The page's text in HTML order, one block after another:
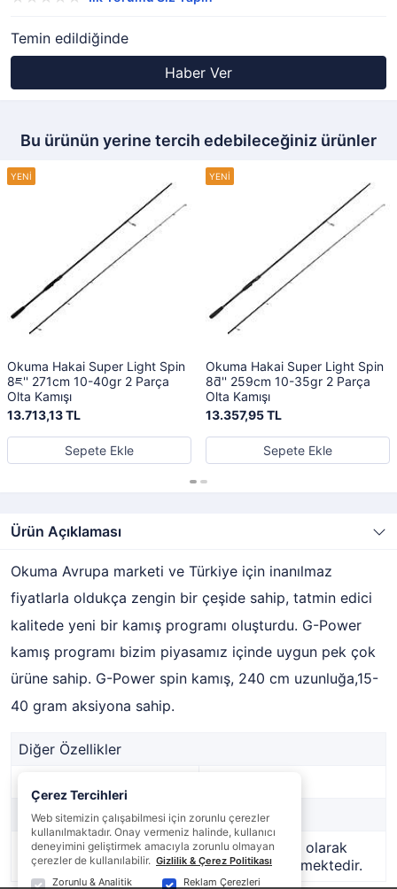
Temin edildiğinde
Haber Ver
Bu ürünün yerine tercih edebileceğiniz ürünler
Okuma Hakai Super Light Spin
8ཇ'' 271cm 10-40gr 2 Parça
Olta Kamışı
13.713,13 TL
Sepete Ekle
Okuma Hakai Super Light Spin
8ƌ'' 259cm 10-35gr 2 Parça
Olta Kamışı
13.357,95 TL
Sepete Ekle
Ürün Açıklaması
Okuma Avrupa marketi ve Türkiye için inanılmaz
fiyatlarla oldukça zengin bir çeşide sahip, tatmin edici
kalitede yeni bir kamış programı oluşturdu. G-Power
kamış programı bizim piyasamız içinde uygun pek çok
ürüne sahip. G-Power spin kamış, 240 cm uzunluğa,15-
40 gram aksiyona sahip.
Diğer Özellikler
Marka
Okuma
Stok Durumu
Bu ürün geçici olarak
temin edilememektedir.
Çerez Tercihleri
Web sitemizin çalışabilmesi için zorunlu çerezler
kullanılmaktadır. Onay vermeniz halinde, kullanıcı
deneyimini geliştirmek amacıyla zorunlu olmayan
çerezler de kullanılabilir. Gizlilik & Çerez Politikası
Zorunlu & Analitik
Reklam Çerezleri